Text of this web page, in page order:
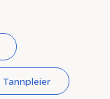
Tannpleier